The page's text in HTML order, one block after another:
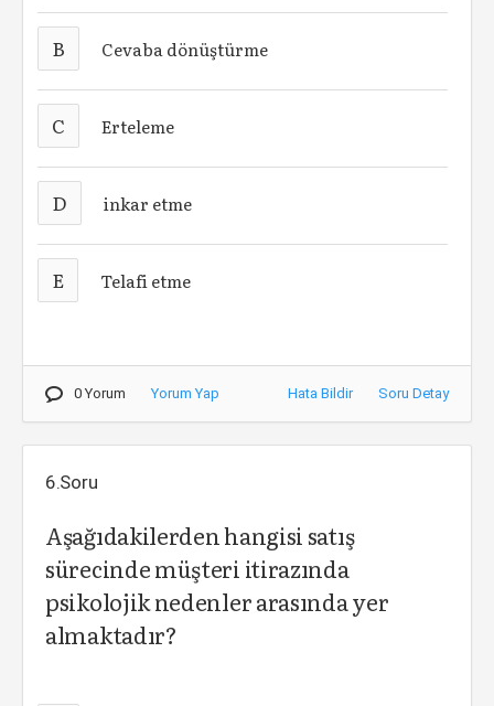
B Cevaba dönüştürme
C Erteleme
D inkar etme
E Telafi etme
0 Yorum Yorum Yap Hata Bildir Soru Detay
6.Soru
Aşağıdakilerden hangisi satış
sürecinde müşteri itirazında
psikolojik nedenler arasında yer
almaktadır?